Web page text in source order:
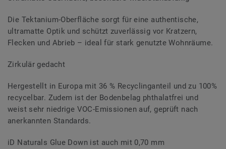
Die Tektanium-Oberfläche sorgt für eine authentische,
ultramatte Optik und schützt zuverlässig vor Kratzern,
Flecken und Abrieb – ideal für stark genutzte Wohnräume.
Zirkulär gedacht
Hergestellt in Europa mit 36 % Recyclinganteil und zu 100%
recycelbar. Zudem ist der Bodenbelag phthalatfrei und
weist sehr niedrige VOC-Emissionen auf, geprüft nach
anerkannten Standards.
iD Naturals Glue Down ist auch mit 0,70 mm